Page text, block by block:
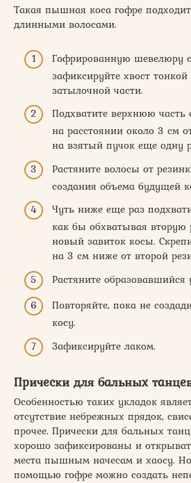
Такая пышная коса гофре
длинными волосами.
Гофрированную шевелюру
зафиксируйте хвост
затылочной части.
Подхватите верхнюю часть
на расстоянии около 3 см
на взятый пучок еще одну
Растяните волосы от
создания объема будущей
Чуть ниже еще раз
как бы обхватывая вторую
новый завиток косы.
на 3 см ниже от второй
Растяните образовавшийся
Повторяйте, пока не
косу.
Зафиксируйте лаком.
Прически для бальных
Особенностью таких укладок
отсутствие небрежных прядок,
прочее. Прически для бальных
хорошо зафиксированы и
места пышным начесам и хаосу.
помощью гофре можно создать